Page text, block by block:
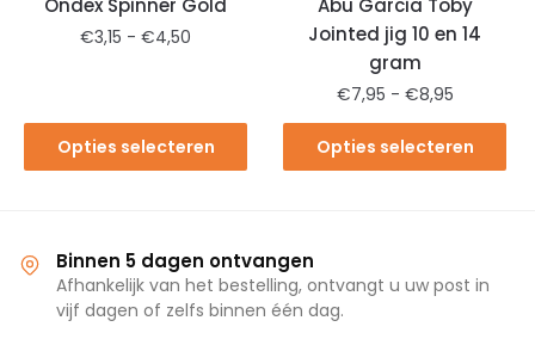
Ondex Spinner Gold
€3,15 - €4,50
Opties selecteren
Abu Garcia Toby
Jointed jig 10 en 14
gram
€7,95 - €8,95
Opties selecteren
Binnen 5 dagen ontvangen
Afhankelijk van het bestelling, ontvangt u uw post in
vijf dagen of zelfs binnen één dag.